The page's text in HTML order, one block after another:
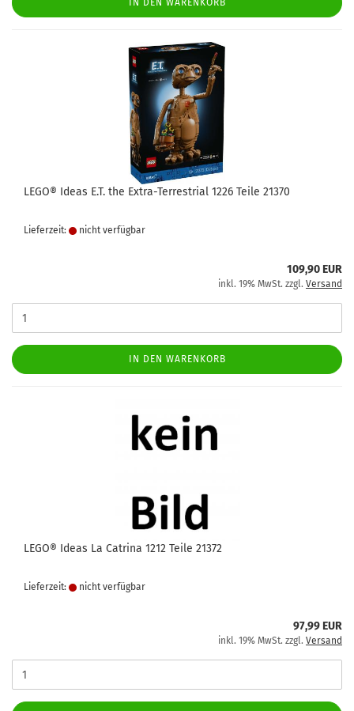
IN DEN WARENKORB
LEGO® Ideas E.T. the Extra-Terrestrial 1226 Teile 21370
Lieferzeit: nicht verfügbar
109,90 EUR
inkl. 19% MwSt. zzgl. Versand
IN DEN WARENKORB
LEGO® Ideas La Catrina 1212 Teile 21372
Lieferzeit: nicht verfügbar
97,99 EUR
inkl. 19% MwSt. zzgl. Versand